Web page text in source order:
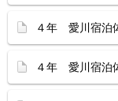
４年 愛川宿泊
４年 愛川宿泊